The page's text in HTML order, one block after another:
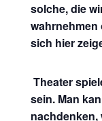
solche, die
sich hier
Theater
sein. Man
nachdenken,